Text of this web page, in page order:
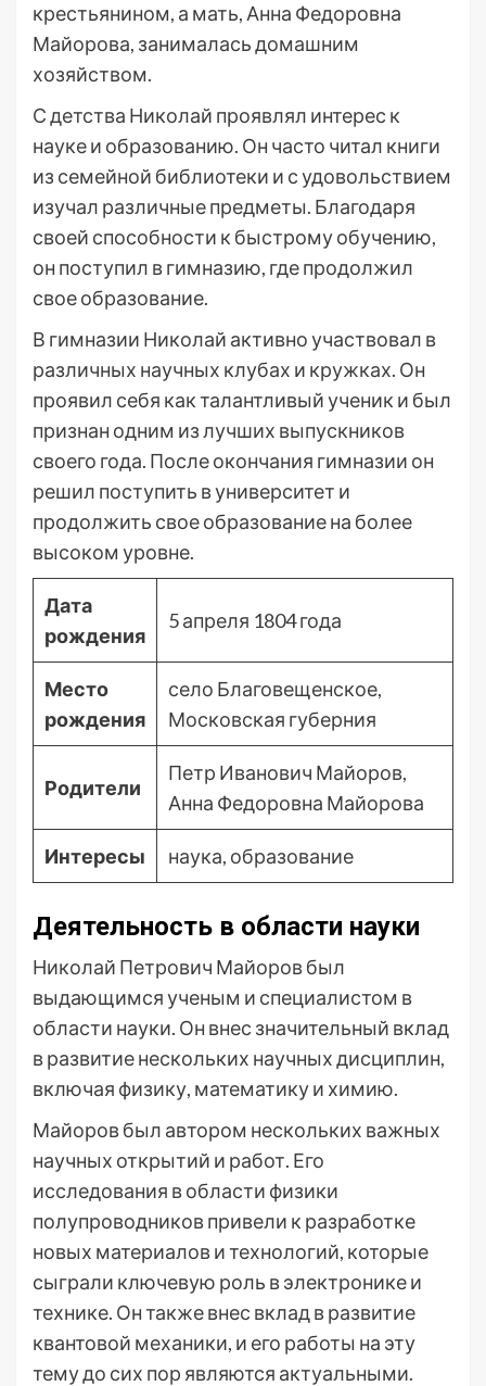
крестьянином, а мать, Анна Федоровна
Майорова, занималась домашним
хозяйством.
С детства Николай проявлял интерес к
науке и образованию. Он часто читал книги
из семейной библиотеки и с удовольствием
изучал различные предметы. Благодаря
своей способности к быстрому обучению,
он поступил в гимназию, где продолжил
свое образование.
В гимназии Николай активно участвовал в
различных научных клубах и кружках. Он
проявил себя как талантливый ученик и был
признан одним из лучших выпускников
своего года. После окончания гимназии он
решил поступить в университет и
продолжить свое образование на более
высоком уровне.
Дата
рождения
5 апреля 1804 года
Место
рождения
село Благовещенское,
Московская губерния
Родители
Петр Иванович Майоров,
Анна Федоровна Майорова
Интересы наука, образование
Деятельность в области науки
Николай Петрович Майоров был
выдающимся ученым и специалистом в
области науки. Он внес значительный вклад
в развитие нескольких научных дисциплин,
включая физику, математику и химию.
Майоров был автором нескольких важных
научных открытий и работ. Его
исследования в области физики
полупроводников привели к разработке
новых материалов и технологий, которые
сыграли ключевую роль в электронике и
технике. Он также внес вклад в развитие
квантовой механики, и его работы на эту
тему до сих пор являются актуальными.